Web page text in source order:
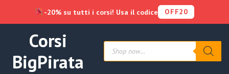
contenuto
Corsi
BigPirata
Products
search
-20% su tutti i corsi! Usa il codice OFF20